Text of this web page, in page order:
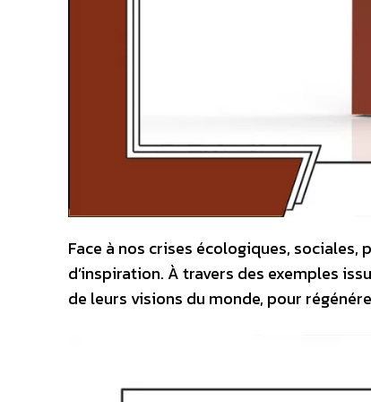
Face à nos crises écologiques,
d’inspiration. À travers des exemples
de leurs visions du monde, pour